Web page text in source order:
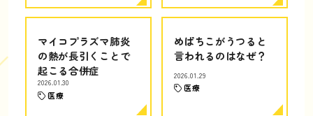
マイコプラズマ肺炎
の熱が長引くことで
起こる合併症
2026.01.30
医療
めばちこがうつると
言われるのはなぜ？
2026.01.29
医療